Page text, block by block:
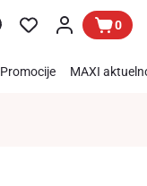
0
Promocije MAXI